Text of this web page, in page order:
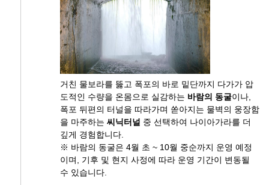
거친 물보라를 뚫고 폭포의 바로 밑단까지 다가가 압
도적인 수량을 온몸으로 실감하는 바람의 동굴이나,
폭포 뒤편의 터널을 따라가며 쏟아지는 물벽의 웅장함
을 마주하는 씨닉터널 중 선택하여 나이아가라를 더
깊게 경험합니다.
※ 바람의 동굴은 4월 초 ~ 10월 중순까지 운영 예정
이며, 기후 및 현지 사정에 따라 운영 기간이 변동될
수 있습니다.